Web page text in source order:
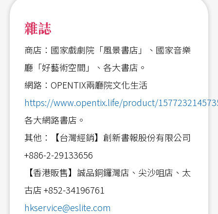
雜誌
商店：國家戲劇院「風景書店」、國家音樂
廳「好藝術空間」、各大書店。
網路：OPENTIX兩廳院文化生活
https://www.opentix.life/product/
各大網路書店。
其他：【台灣經銷】創新書報股份有限公司
+886-2-29133656
【香港販售】誠品銅鑼灣店、尖沙咀店、太
古店 +852-34196761
hkservice@eslite.com